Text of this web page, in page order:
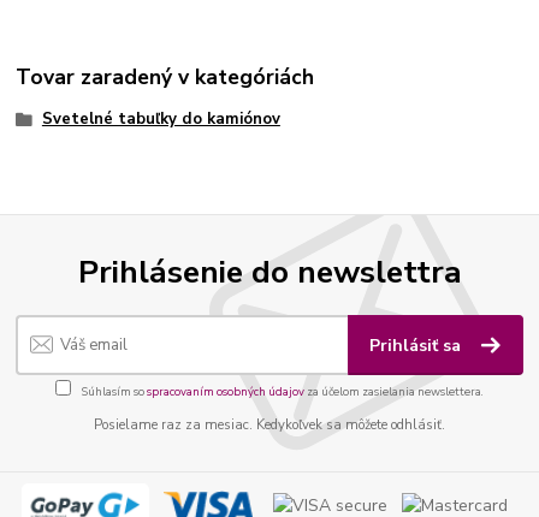
Tovar zaradený v kategóriách
Svetelné tabuľky do kamiónov
Prihlásenie do newslettra
Prihlásiť sa
Súhlasím sospracovaním osobných údajov za účelom zasielania newslettera.
Posielame raz za mesiac. Kedykoľvek sa môžete odhlásiť.